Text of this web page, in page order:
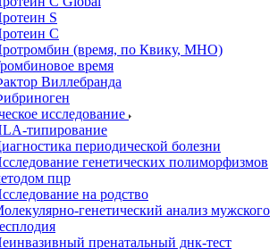
S
С
(время, по Квику, МНО)
время
Виллебранда
исследование
типирование
периодической болезни
генетических полиморфизмов
пцр
на родство
генетический анализ мужского
пренатальный днк-тест